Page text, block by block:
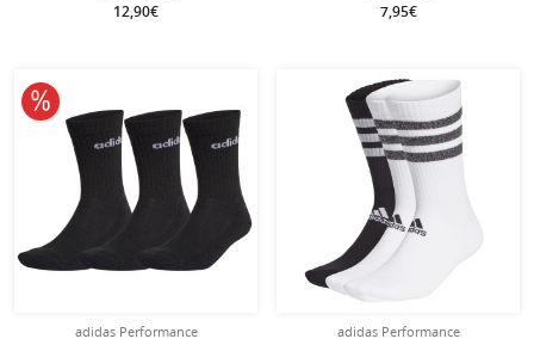
12,90€ 7,95€
adidas Performance
10% reduziert
adidas Performance